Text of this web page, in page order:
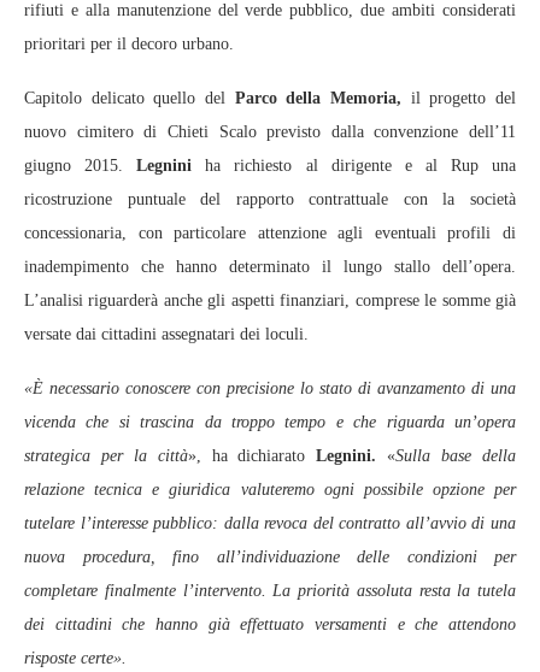
rifiuti e alla manutenzione del verde pubblico, due ambiti considerati
prioritari per il decoro urbano.
Capitolo delicato quello del Parco della Memoria, il progetto del
nuovo cimitero di Chieti Scalo previsto dalla convenzione dell’11
giugno 2015.Legnini ha richiesto al dirigente e al Rup una
ricostruzione puntuale del rapporto contrattuale con la società
concessionaria, con particolare attenzione agli eventuali profili di
inadempimento che hanno determinato il lungo stallo dell’opera.
L’analisi riguarderà anche gli aspetti finanziari, comprese le somme già
versate dai cittadini assegnatari dei loculi.
«È necessario conoscere con precisione lo stato di avanzamento di una
vicenda che si trascina da troppo tempo e che riguarda un’opera
strategica per la città», ha dichiaratoLegnini. «Sulla base della
relazione tecnica e giuridica valuteremo ogni possibile opzione per
tutelare l’interesse pubblico: dalla revoca del contratto all’avvio di una
nuova procedura, fino all’individuazione delle condizioni per
completare finalmente l’intervento. La priorità assoluta resta la tutela
dei cittadini che hanno già effettuato versamenti e che attendono
risposte certe».